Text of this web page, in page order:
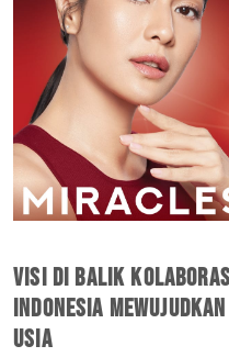
Visi di Balik
Indonesia
Usia